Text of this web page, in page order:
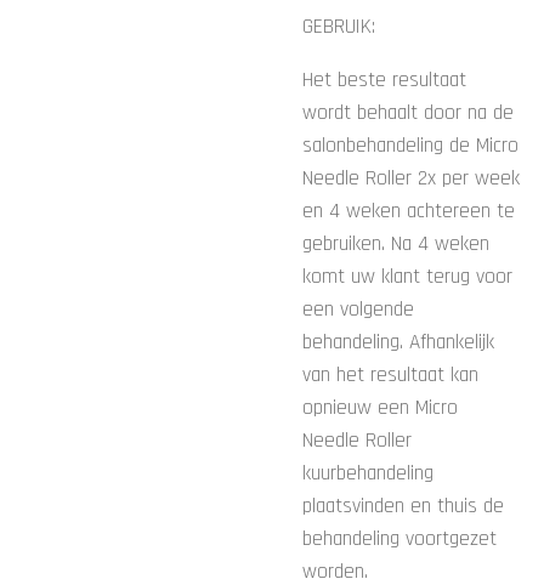
GEBRUIK:
Het beste resultaat
wordt behaalt door na de
salonbehandeling de Micro
Needle Roller 2x per week
en 4 weken achtereen te
gebruiken. Na 4 weken
komt uw klant terug voor
een volgende
behandeling. Afhankelijk
van het resultaat kan
opnieuw een Micro
Needle Roller
kuurbehandeling
plaatsvinden en thuis de
behandeling voortgezet
worden.